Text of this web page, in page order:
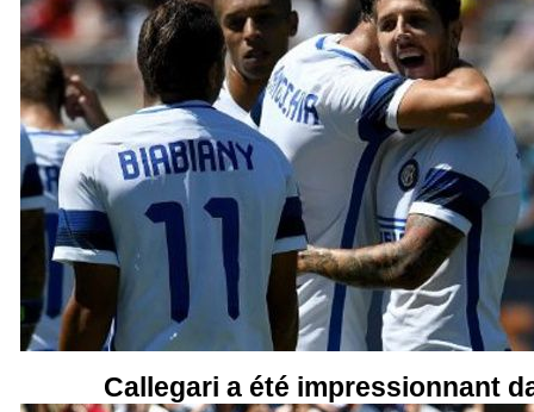
Callegari a été impressionnant